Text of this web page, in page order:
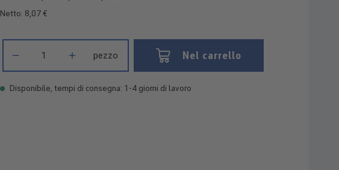
Netto: 8,07 €
pezzo Nel carrello
Disponibile, tempi di consegna: 1-4 giorni di lavoro